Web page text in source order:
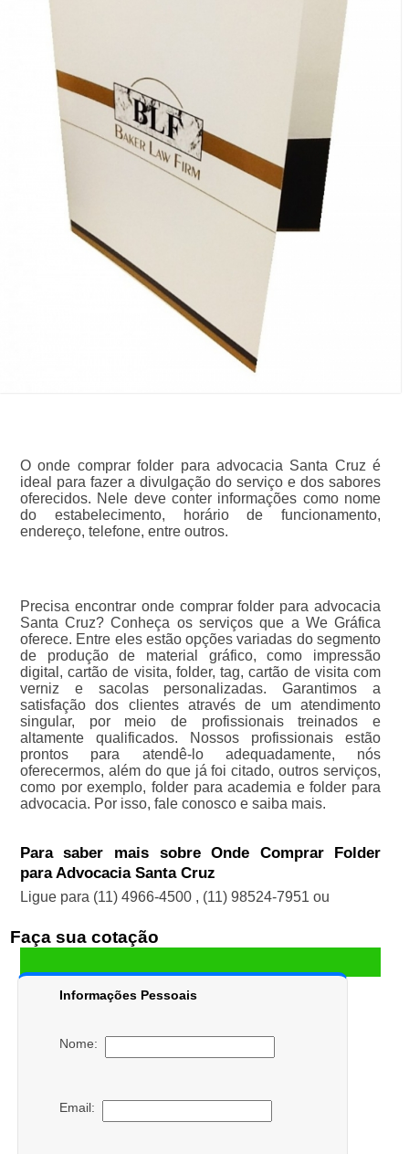
O onde comprar folder para advocacia Santa Cruz é
ideal para fazer a divulgação do serviço e dos sabores
oferecidos. Nele deve conter informações como nome
do estabelecimento, horário de funcionamento,
endereço, telefone, entre outros.
Precisa encontrar onde comprar folder para advocacia
Santa Cruz? Conheça os serviços que a We Gráfica
oferece. Entre eles estão opções variadas do segmento
de produção de material gráfico, como impressão
digital, cartão de visita, folder, tag, cartão de visita com
verniz e sacolas personalizadas. Garantimos a
satisfação dos clientes através de um atendimento
singular, por meio de profissionais treinados e
altamente qualificados. Nossos profissionais estão
prontos para atendê-lo adequadamente, nós
oferecermos, além do que já foi citado, outros serviços,
como por exemplo, folder para academia e folder para
advocacia. Por isso, fale conosco e saiba mais.
Para saber mais sobre Onde Comprar Folder
para Advocacia Santa Cruz
Ligue para (11) 4966-4500 , (11) 98524-7951 ou
Faça sua cotação
Informações Pessoais
Nome:
Email: